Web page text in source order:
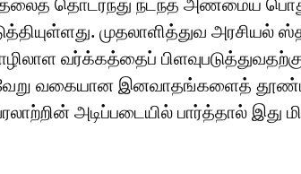
முதலாளித்துவ அரசியல்
வர்க்கத்தைப்
வகையான இனவாதங்களைத்
அடிப்படையில் பார்த்தால் இது